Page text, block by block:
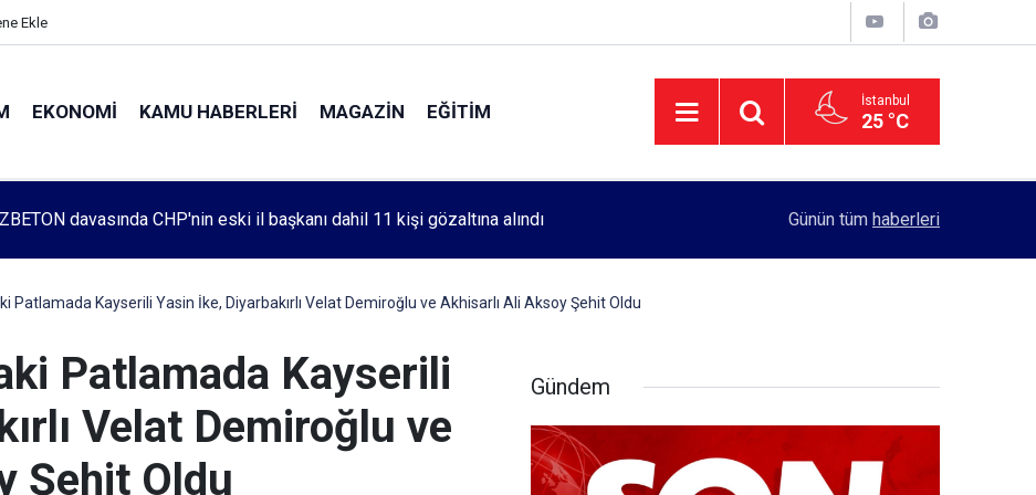
Ekle
EKONOMI KAMU HABERLERI MAGAZIN EĞITIM İstanbul
25 °C
anneleri 1083. haftada Mehmet Özdemir için adalet aradı Rektörlük, kadın öğrencilerin güvenliği için
Günün tüm haberleri
Patlamada Kayserili Yasin İke, Diyarbakırlı Velat Demiroğlu ve Akhisarlı Ali Aksoy Şehit Oldu
Patlamada Kayserili
Velat Demiroğlu ve
Şehit Oldu
Gündem